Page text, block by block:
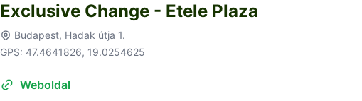
Exclusive Change - Etele Plaza
Budapest, Hadak útja 1.
GPS: 47.4641826, 19.0254625
Weboldal